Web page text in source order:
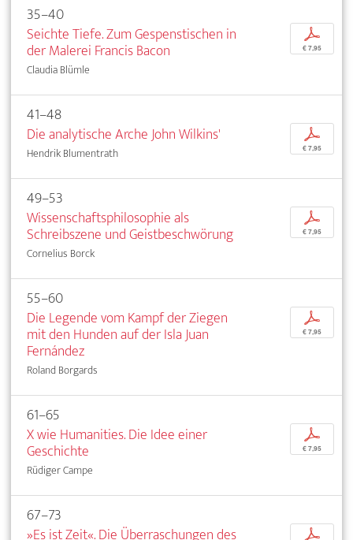
35–40
Seichte Tiefe. Zum Gespenstischen in
der Malerei Francis Bacon
Claudia Blümle
p
€ 7,95
41–48
Die analytische Arche John Wilkins'
Hendrik Blumentrath
p
€ 7,95
49–53
Wissenschaftsphilosophie als
Schreibszene und Geistbeschwörung
Cornelius Borck
p
€ 7,95
55–60
Die Legende vom Kampf der Ziegen
mit den Hunden auf der Isla Juan
Fernández
Roland Borgards
p
€ 7,95
61–65
X wie Humanities. Die Idee einer
Geschichte
Rüdiger Campe
p
€ 7,95
67–73
»Es ist Zeit«. Die Überraschungen des
p